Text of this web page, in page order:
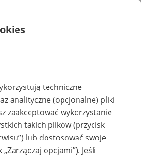
techniczne
analityczne (opcjonalne) pliki
zaakceptować wykorzystanie
takich plików (przycisk
lub dostosować swoje
opcjami”). Jeśli